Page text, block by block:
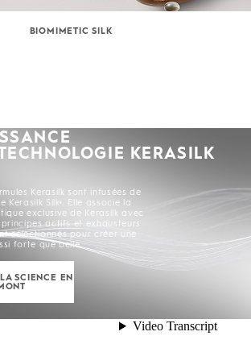
BIOMIMETIC SILK
KERASILK
Kerasilk sont infusées de
Kerasilk Silk+. Elle associe la
exclusive de Kerasilk avec
principes actifs et exhausteurs
sélectionnés pour créer une
forte que belle.
SCIENCE EN